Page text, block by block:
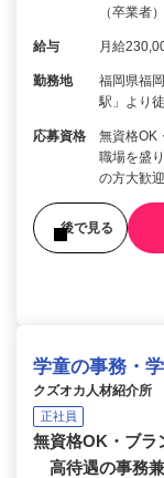
（卒業者
給与 月給
勤務地
福岡県福
駅」より
応募資格
無資格OK
職場を盛
の方大歓
後で見る
学童の事務・
クズオカ人材紹介所
正社員
無資格OK・ブラ
高待遇の事務